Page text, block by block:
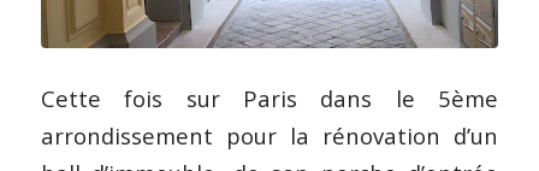
Cette fois sur Paris dans le 5ème
arrondissement pour la rénovation d’un